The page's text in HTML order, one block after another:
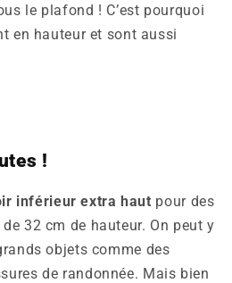
le plafond ! C’est pourquoi
en hauteur et sont aussi
!
inférieur extra haut pour des
32 cm de hauteur. On peut y
objets comme des
de randonnée. Mais bien